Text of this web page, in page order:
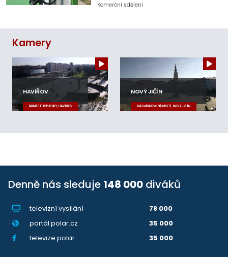
Komerční sdělení
Kamery
HAVÍŘOV
NÁMĚSTÍ REPUBLIKY, HAVÍŘOV
NOVÝ JIČÍN
MASARYKOVO NÁMĚSTÍ, NOVÝ JIČÍN
Denně nás sleduje 148 000 diváků
televizní vysílání
78 000
portál polar.cz
35 000
televize.polar
35 000